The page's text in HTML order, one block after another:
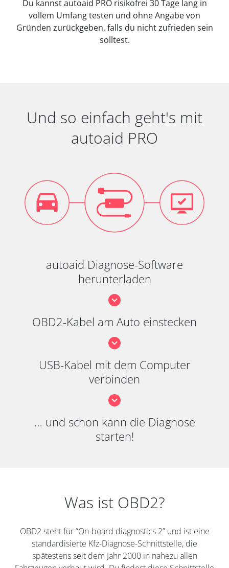
Du kannst autoaid PRO risikofrei 30 Tage lang in
vollem Umfang testen und ohne Angabe von
Gründen zurückgeben, falls du nicht zufrieden sein
solltest.
Und so einfach geht's mit
autoaid PRO
autoaid Diagnose-Software
herunterladen
OBD2-Kabel am Auto einstecken
USB-Kabel mit dem Computer
verbinden
… und schon kann die Diagnose
starten!
Was ist OBD2?
OBD2 steht für “On-board diagnostics 2” und ist eine
standardisierte Kfz-Diagnose-Schnittstelle, die
spätestens seit dem Jahr 2000 in nahezu allen